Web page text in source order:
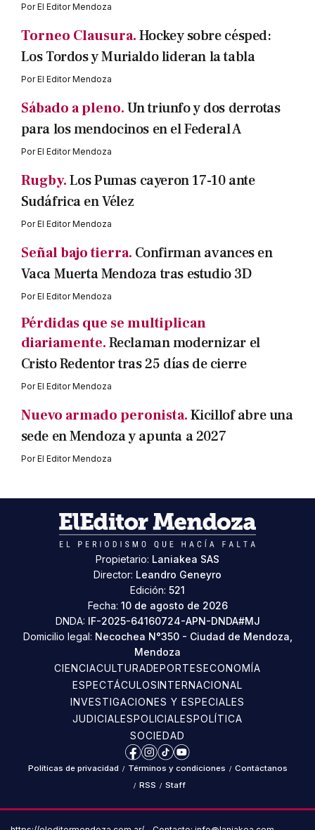
PorEl Editor Mendoza
Torneo Clausura.Hockey sobre césped:
Los Tordos y Murialdo lideran la tabla
PorEl Editor Mendoza
Sábado a pleno.Un triunfo y dos derrotas
para los mendocinos en el Federal A
PorEl Editor Mendoza
Rugby.Los Pumas cayeron 17-10 ante
Sudáfrica en Vélez
PorEl Editor Mendoza
Señal bajo tierra. Confirman avances en
Vaca Muerta Mendoza tras estudio 3D
PorEl Editor Mendoza
Pérdidas que se multiplican
diariamente.Reclaman modernizar el
Cristo Redentor tras 25 días de cierre
PorEl Editor Mendoza
Nuevo armado peronista.Kicillof abre una
sede en Mendoza y apunta a 2027
PorEl Editor Mendoza
Propietario: Laniakea SAS
Director: Leandro Geneyro
Edición: 521
Fecha: 10 de agosto de 2026
DNDA: IF-2025-64160724-APN-DNDA#MJ
Domicilio legal: Necochea N°350 - Ciudad de Mendoza,
Mendoza
CIENCIACULTURADEPORTESECONOMÍA
ESPECTÁCULOSINTERNACIONAL
INVESTIGACIONES Y ESPECIALES
JUDICIALESPOLICIALESPOLÍTICA
SOCIEDAD
Facebook
Instagram
TikTokYouTube
Políticas de privacidad / Términos y condiciones / Contáctanos
/ RSS / Staff